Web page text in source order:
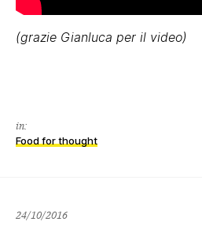
(grazie Gianluca per il video)
in:
Food for thought
24/10/2016